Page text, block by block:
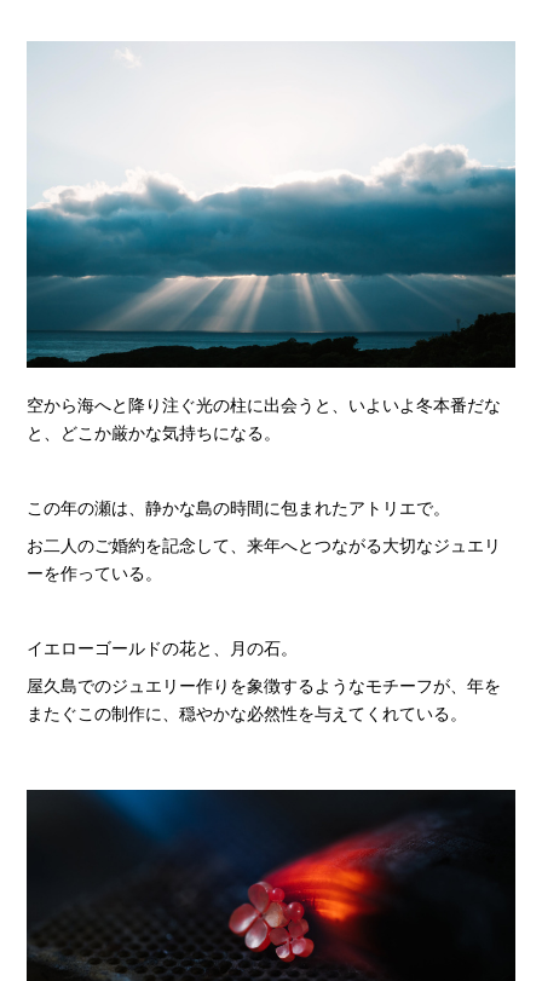
空から海へと降り注ぐ光の柱に出会うと、いよいよ冬本番だな
と、どこか厳かな気持ちになる。
この年の瀬は、静かな島の時間に包まれたアトリエで。
お二人のご婚約を記念して、来年へとつながる大切なジュエリ
ーを作っている。
イエローゴールドの花と、月の石。
屋久島でのジュエリー作りを象徴するようなモチーフが、年を
またぐこの制作に、穏やかな必然性を与えてくれている。